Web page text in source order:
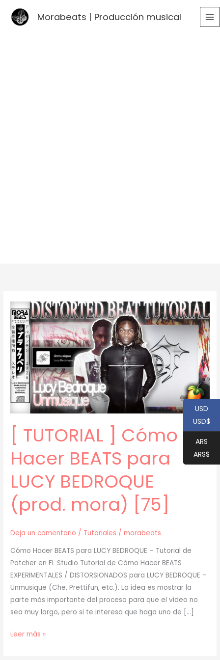
Morabeats | Producción musical
[ TUTORIAL ] Cómo
Hacer BEATS para
LUCY BEDROQUE
(prod. mora) [75]
Deja un comentario / Tutoriales /morabeats
Cómo Hacer BEATS para LUCY BEDROQUE – Tutorial de
Patcher en FL Studio Tutorial de Cómo Hacer BEATS
EXPERIMENTALES / DISTORSIONADOS para LUCY BEDROQUE –
Unmusique (Che, Prettifun, etc.). La idea es mostrar la
parte más importante del proceso para que el video no
sea muy largo, pero si te interesa que haga uno de […]
[
Leer más »
USD
USD$
ARS
ARS$